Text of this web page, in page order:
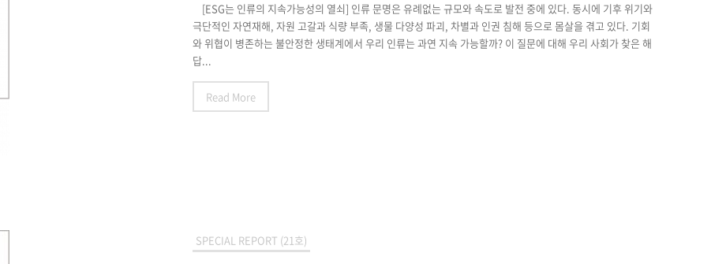
[ESG는 인류의 지속가능성의 열쇠] 인류 문명은 유례없는 규모와 속도로 발전 중에 있다. 동시에 기후 위기와
극단적인 자연재해, 자원 고갈과 식량 부족, 생물 다양성 파괴, 차별과 인권 침해 등으로 몸살을 겪고 있다. 기회
와 위협이 병존하는 불안정한 생태계에서 우리 인류는 과연 지속 가능할까? 이 질문에 대해 우리 사회가 찾은 해
답...
Read More
SPECIAL REPORT (21호)